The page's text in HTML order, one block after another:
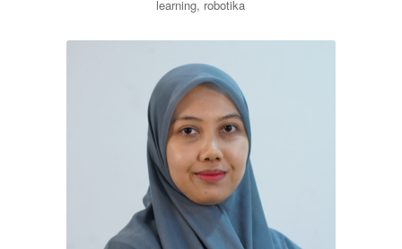
learning, robotika